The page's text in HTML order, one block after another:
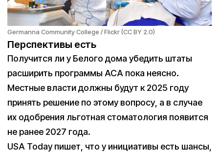
Germanna Community College / Flickr (CC BY 2.0)
Перспективы есть
Получится ли у Белого дома убедить штаты
расширить программы ACA пока неясно.
Местные власти должны будут к 2025 году
принять решение по этому вопросу, а в случае
их одобрения льготная стоматология появится
не ранее 2027 года.
USA Today пишет, что у инициативы есть шансы,